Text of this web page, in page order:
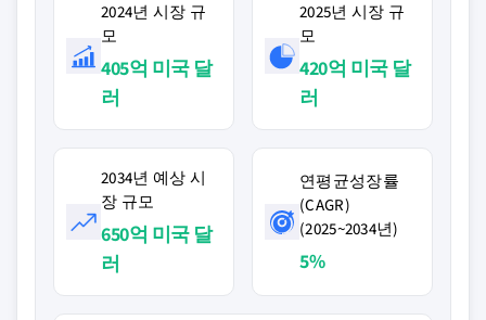
2024년 시장 규
모
405억 미국 달
러
2025년 시장 규
모
420억 미국 달
러
2034년 예상 시
장 규모
650억 미국 달
러
연평균성장률
(CAGR)
(2025~2034년)
5%